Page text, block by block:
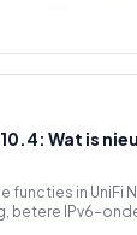
Wat is
functies in UniFi
betere IPv6-